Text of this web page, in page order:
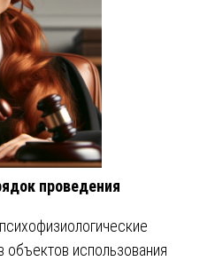
проведения
объектов использования